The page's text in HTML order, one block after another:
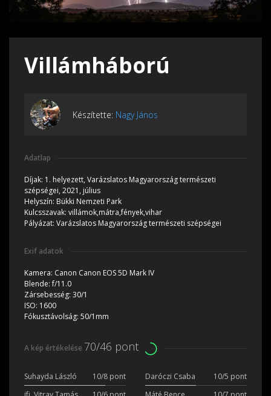
Villámháború
Készítette: Nagy János
Adatlap
Díjak: 1. helyezett, Varázslatos Magyarország természeti
szépségei, 2021, július
Helyszín: Bükki Nemzeti Park
Kulcsszavak: villámok,mátra,fények,vihar
Pályázat: Varázslatos Magyarország természeti szépségei
Exif adatok
Kamera: Canon Canon EOS 5D Mark IV
Blende:f/11.0
Zársebesség: 30/1
ISO: 1600
Fókusztávolság: 50/1mm
A kép értékelése 70/46 pont
Suhayda László 10/8 pont Daróczi Csaba
10/5 pont